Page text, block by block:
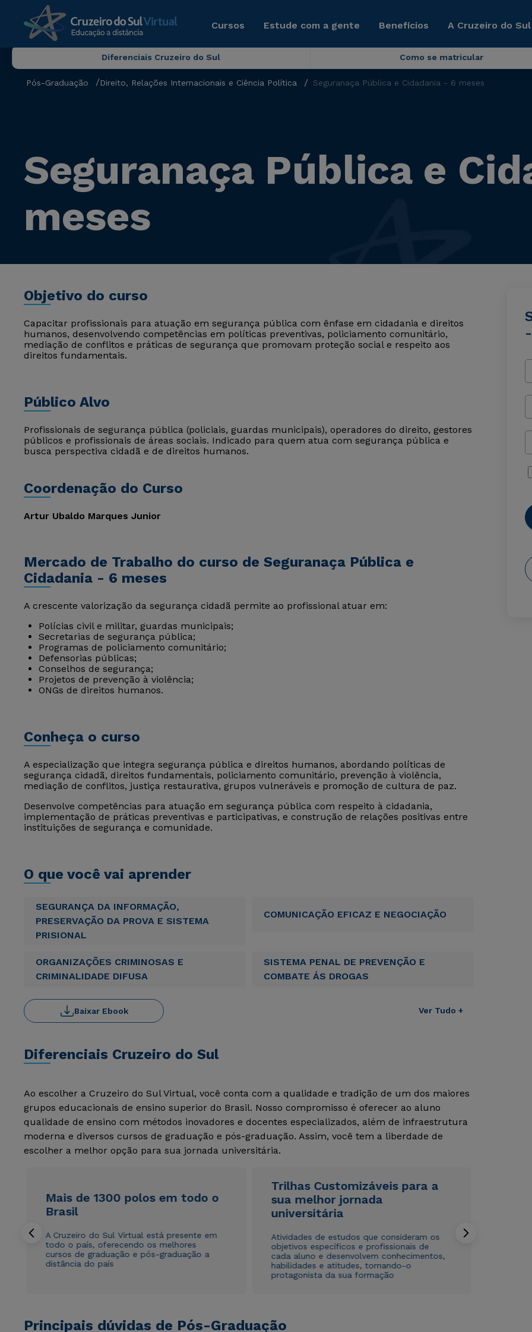
Cursos Estude com a gente Benefícios A Cruzeiro do
Diferenciais Cruzeiro do Sul Como se matricular
Pós-Graduação Direito, Relações Internacionais e Ciência Política Seguranaça Pública e Cidadania - 6 meses
Seguranaça Pública e
meses
Objetivo do curso
Capacitar profissionais para atuação em segurança pública com ênfase em cidadania e direitos
humanos, desenvolvendo competências em políticas preventivas, policiamento comunitário,
mediação de conflitos e práticas de segurança que promovam proteção social e respeito aos
direitos fundamentais.
Público Alvo
Profissionais de segurança pública (policiais, guardas municipais), operadores do direito, gestores
públicos e profissionais de áreas sociais. Indicado para quem atua com segurança pública e
busca perspectiva cidadã e de direitos humanos.
Coordenação do Curso
Artur Ubaldo Marques Junior
Mercado de Trabalho do curso de Seguranaça Pública e
Cidadania - 6 meses
A crescente valorização da segurança cidadã permite ao profissional atuar em:
Polícias civil e militar, guardas municipais;
Secretarias de segurança pública;
Programas de policiamento comunitário;
Defensorias públicas;
Conselhos de segurança;
Projetos de prevenção à violência;
ONGs de direitos humanos.
Conheça o curso
A especialização que integra segurança pública e direitos humanos, abordando políticas de
segurança cidadã, direitos fundamentais, policiamento comunitário, prevenção à violência,
mediação de conflitos, justiça restaurativa, grupos vulneráveis e promoção de cultura de paz.
Desenvolve competências para atuação em segurança pública com respeito à cidadania,
implementação de práticas preventivas e participativas, e construção de relações positivas entre
instituições de segurança e comunidade.
O que você vai aprender
SEGURANÇA DA INFORMAÇÃO,
PRESERVAÇÃO DA PROVA E SISTEMA
PRISIONAL
COMUNICAÇÃO EFICAZ E NEGOCIAÇÃO
ORGANIZAÇÕES CRIMINOSAS E
CRIMINALIDADE DIFUSA
SISTEMA PENAL DE PREVENÇÃO E
COMBATE ÁS DROGAS
Ver Tudo +
Baixar Ebook
Diferenciais Cruzeiro do Sul
Ao escolher a Cruzeiro do Sul Virtual, você conta com a qualidade e tradição de um dos maiores
grupos educacionais de ensino superior do Brasil. Nosso compromisso é oferecer ao aluno
qualidade de ensino com métodos inovadores e docentes especializados, além de infraestrutura
moderna e diversos cursos de graduação e pós-graduação. Assim, você tem a liberdade de
escolher a melhor opção para sua jornada universitária.
Mais de 1300 polos em todo o
Brasil
A Cruzeiro do Sul Virtual está presente em
todo o país, oferecendo os melhores
cursos de graduação e pós-graduação a
distância do país
Trilhas Customizáveis para a
sua melhor jornada
universitária
Atividades de estudos que consideram os
objetivos específicos e profissionais de
cada aluno e desenvolvem conhecimentos,
habilidades e atitudes, tornando-o
protagonista da sua formação
Principais dúvidas de Pós-Graduação
Rápido e fácil
WhatsApp
Rápido e fácil
WhatsApp